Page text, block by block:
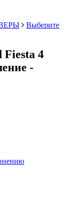
Выберите
Fiesta 4
-